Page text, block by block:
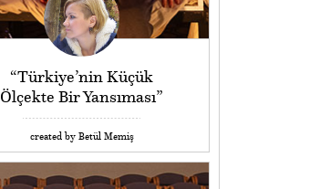
“Türkiye’nin Küçük
Ölçekte Bir Yansıması”
created by Betül Memiş